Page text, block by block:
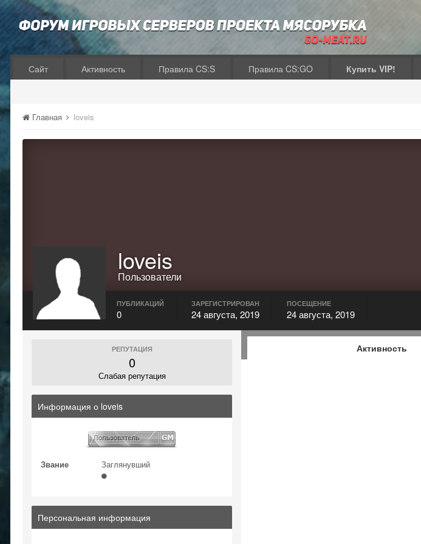
Сайт Активность Правила CS:S Правила CS:GO Купить VIP!
Главная loveis
loveis
Пользователи
ПУБЛИКАЦИЙ
0
ЗАРЕГИСТРИРОВАН
24 августа, 2019
ПОСЕЩЕНИЕ
24 августа, 2019
РЕПУТАЦИЯ
0
Слабая репутация
Информация о loveis
Звание Заглянувший
Персональная информация
Активность